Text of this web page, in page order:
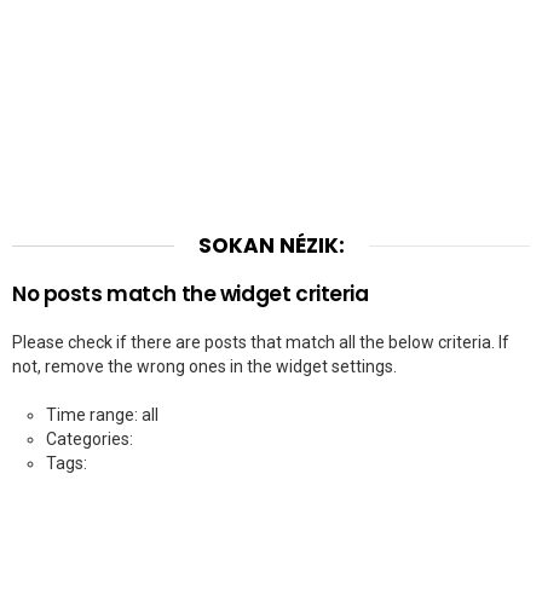
SOKAN NÉZIK:
No posts match the widget criteria
Please check if there are posts that match all the below criteria. If
not, remove the wrong ones in the widget settings.
Time range: all
Categories:
Tags: